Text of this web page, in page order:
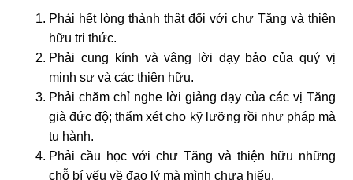
Phải hết lòng thành thật đối với chư Tăng và thiện
hữu tri thức.
Phải cung kính và vâng lời dạy bảo của quý vị
minh sư và các thiện hữu.
Phải chăm chỉ nghe lời giảng dạy của các vị Tăng
già đức độ; thẩm xét cho kỹ lưỡng rồi như pháp mà
tu hành.
Phải cầu học với chư Tăng và thiện hữu những
chỗ bí yếu về đạo lý mà mình chưa hiểu.